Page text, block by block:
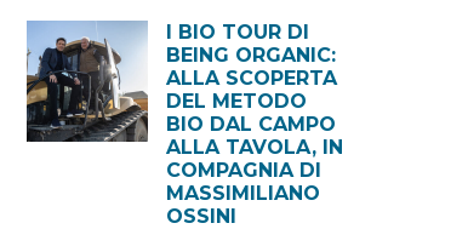
I BIO TOUR DI
BEING ORGANIC:
ALLA SCOPERTA
DEL METODO
BIO DAL CAMPO
ALLA TAVOLA, IN
COMPAGNIA DI
MASSIMILIANO
OSSINI